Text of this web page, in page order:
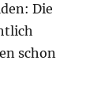
Die
schon